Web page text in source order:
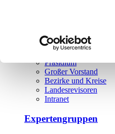
Bezirks- und
Ehrenamt
Präsidium
Großer Vorstand
Bezirke und Kreise
Landesrevisoren
Intranet
Expertengruppen